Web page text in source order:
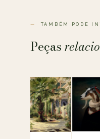
TAMBÉM PODE
Peças